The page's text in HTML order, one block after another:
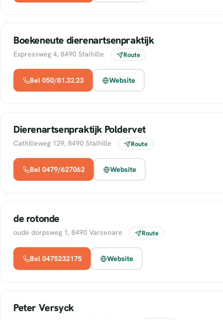
Boekeneute dierenartsenpraktijk
Expressweg 4, 8490 Stalhille Route
Bel 050/81.32.23 Website
Dierenartsenpraktijk Poldervet
Cathilleweg 129, 8490 Stalhille Route
Bel 0479/627062 Website
de rotonde
oude dorpsweg 1, 8490 Varsenare Route
Bel 0475232175 Website
Peter Versyck